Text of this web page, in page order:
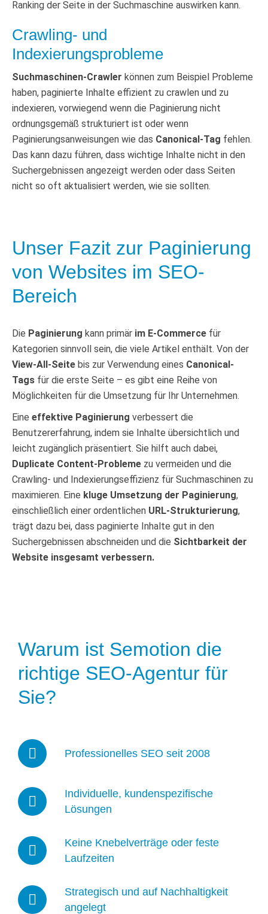
Ranking der Seite in der Suchmaschine auswirken kann.
Crawling- und
Indexierungsprobleme
Suchmaschinen-Crawler können zum Beispiel Probleme
haben, paginierte Inhalte effizient zu crawlen und zu
indexieren, vorwiegend wenn die Paginierung nicht
ordnungsgemäß strukturiert ist oder wenn
Paginierungsanweisungen wie das Canonical-Tag fehlen.
Das kann dazu führen, dass wichtige Inhalte nicht in den
Suchergebnissen angezeigt werden oder dass Seiten
nicht so oft aktualisiert werden, wie sie sollten.
Unser Fazit zur Paginierung
von Websites im SEO-
Bereich
Die Paginierung kann primär im E-Commerce für
Kategorien sinnvoll sein, die viele Artikel enthält. Von der
View-All-Seite bis zur Verwendung eines Canonical-
Tags für die erste Seite – es gibt eine Reihe von
Möglichkeiten für die Umsetzung für Ihr Unternehmen.
Eine effektive Paginierung verbessert die
Benutzererfahrung, indem sie Inhalte übersichtlich und
leicht zugänglich präsentiert. Sie hilft auch dabei,
Duplicate Content-Probleme zu vermeiden und die
Crawling- und Indexierungseffizienz für Suchmaschinen zu
maximieren. Eine kluge Umsetzung der Paginierung,
einschließlich einer ordentlichen URL-Strukturierung,
trägt dazu bei, dass paginierte Inhalte gut in den
Suchergebnissen abschneiden und die Sichtbarkeit der
Website insgesamt verbessern.
Warum ist Semotion die
richtige SEO-Agentur für
Sie?
Professionelles SEO seit 2008
Individuelle, kundenspezifische
Lösungen
Keine Knebelverträge oder feste
Laufzeiten
Strategisch und auf Nachhaltigkeit
angelegt